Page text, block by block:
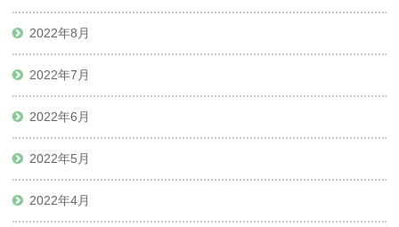
2022年8月
2022年7月
2022年6月
2022年5月
2022年4月